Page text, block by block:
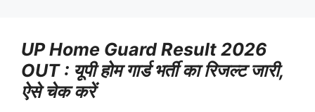
UP Home Guard Result 2026
OUT : यूपी होम गार्ड भर्ती का रिजल्ट जारी,
ऐसे चेक करें